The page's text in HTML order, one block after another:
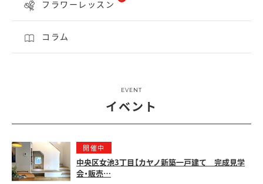
フラワーレッスン
コラム
EVENT
イベント
開催中
中央区女池3丁目【カヤノ新築一戸建て 完成見学
会・販売…